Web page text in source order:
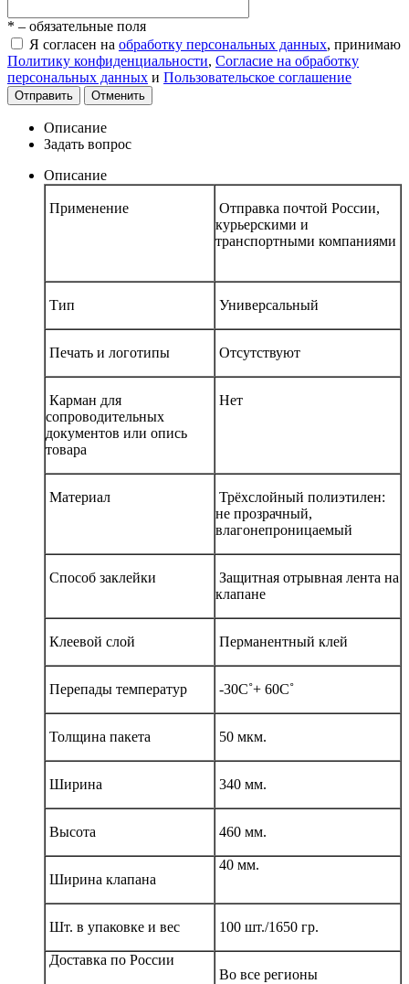
* – обязательные поля
Я согласен на обработку персональных данных, принимаю
Политику конфиденциальности, Согласие на обработку
персональных данных и Пользовательское соглашение
Отправить Отменить
Описание
Задать вопрос
Описание
Применение
Отправка почтой России,
курьерскими и
транспортными компаниями
Тип Универсальный
Печать и логотипы Отсутствуют
Карман для
сопроводительных
документов или опись
товара
Нет
Материал
Трёхслойный полиэтилен:
не прозрачный,
влагонепроницаемый
Способ заклейки
Защитная отрывная лента на
клапане
Клеевой слой Перманентный клей
Перепады температур -30С˚+ 60С˚
Толщина пакета 50 мкм.
Ширина 340 мм.
Высота 460 мм.
Ширина клапана
40 мм.
Шт. в упаковке и вес 100 шт./1650 гр.
Доставка по России
Во все регионы